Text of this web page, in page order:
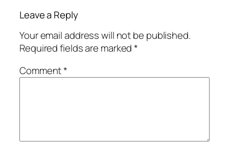
Leave a Reply
Your email address will not be published.
Required fields are marked*
Comment*